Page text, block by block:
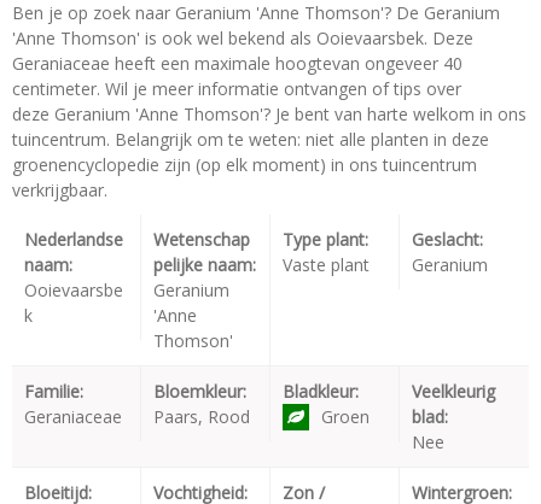
Ben je op zoek naar Geranium 'Anne Thomson'? De Geranium
'Anne Thomson' is ook wel bekend als Ooievaarsbek. Deze
Geraniaceae heeft een maximale hoogtevan ongeveer 40
centimeter. Wil je meer informatie ontvangen of tips over
deze Geranium 'Anne Thomson'? Je bent van harte welkom in ons
tuincentrum. Belangrijk om te weten: niet alle planten in deze
groenencyclopedie zijn (op elk moment) in ons tuincentrum
verkrijgbaar.
Nederlandse
naam:
Ooievaarsbe
k
Wetenschap
pelijke naam:
Geranium
'Anne
Thomson'
Type plant:
Vaste plant
Geslacht:
Geranium
Familie:
Geraniaceae
Bloemkleur:
Paars, Rood
Bladkleur:
Groen
Veelkleurig
blad:
Nee
Bloeitijd:
Vochtigheid:
Zon /
Wintergroen: